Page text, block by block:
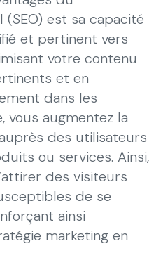
est sa capacité
et pertinent vers
votre contenu
et en
dans les
vous augmentez la
des utilisateurs
ou services. Ainsi,
des visiteurs
de se
ainsi
marketing en